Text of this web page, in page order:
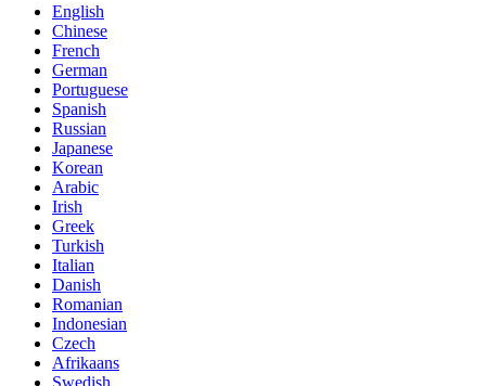
English
Chinese
French
German
Portuguese
Spanish
Russian
Japanese
Korean
Arabic
Irish
Greek
Turkish
Italian
Danish
Romanian
Indonesian
Czech
Afrikaans
Swedish